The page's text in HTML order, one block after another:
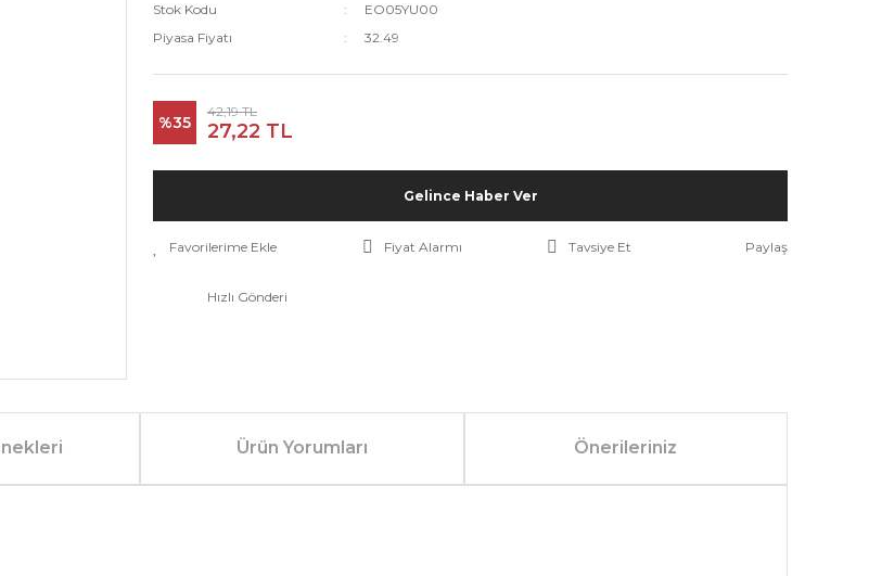
Stok Kodu
EO05YU00
Piyasa Fiyatı
32.49
%35
42,19 TL
27,22 TL
Gelince Haber Ver
Fiyat Alarmı Tavsiye Et Paylaş
Hızlı Gönderi
Ürün Yorumları Önerileriniz